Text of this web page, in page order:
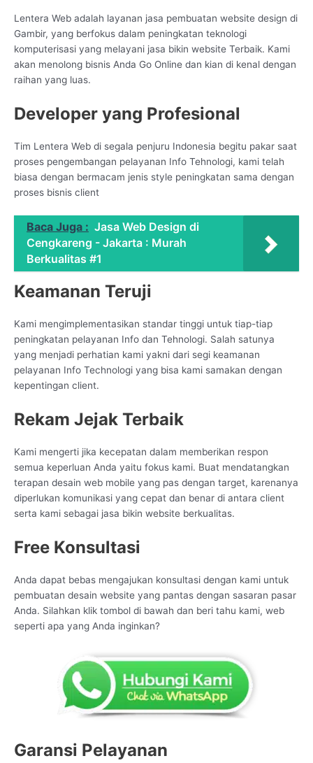
Lentera Web adalah layanan jasa pembuatan website design di
Gambir, yang berfokus dalam peningkatan teknologi
komputerisasi yang melayani jasa bikin website Terbaik. Kami
akan menolong bisnis Anda Go Online dan kian di kenal dengan
raihan yang luas.
Developer yang Profesional
Tim Lentera Web di segala penjuru Indonesia begitu pakar saat
proses pengembangan pelayanan Info Tehnologi, kami telah
biasa dengan bermacam jenis style peningkatan sama dengan
proses bisnis client
Baca Juga : Jasa Web Design di
Cengkareng - Jakarta : Murah
Berkualitas #1
Keamanan Teruji
Kami mengimplementasikan standar tinggi untuk tiap-tiap
peningkatan pelayanan Info dan Tehnologi. Salah satunya
yang menjadi perhatian kami yakni dari segi keamanan
pelayanan Info Technologi yang bisa kami samakan dengan
kepentingan client.
Rekam Jejak Terbaik
Kami mengerti jika kecepatan dalam memberikan respon
semua keperluan Anda yaitu fokus kami. Buat mendatangkan
terapan desain web mobile yang pas dengan target, karenanya
diperlukan komunikasi yang cepat dan benar di antara client
serta kami sebagai jasa bikin website berkualitas.
Free Konsultasi
Anda dapat bebas mengajukan konsultasi dengan kami untuk
pembuatan desain website yang pantas dengan sasaran pasar
Anda. Silahkan klik tombol di bawah dan beri tahu kami, web
seperti apa yang Anda inginkan?
Garansi Pelayanan